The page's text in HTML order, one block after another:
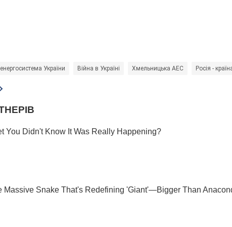
енергосистема України Війна в Україні Хмельницька АЕС Росія -